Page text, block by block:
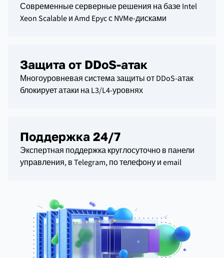
Современные серверные решения на базе Intel
Xeon Scalable и Amd Epyc с NVMe-дисками
Защита от DDoS-атак
Многоуровневая система защиты от DDoS-атак
блокирует атаки на L3/L4-уровнях
Поддержка 24/7
Экспертная поддержка круглосуточно в панели
управления, в Telegram, по телефону и email